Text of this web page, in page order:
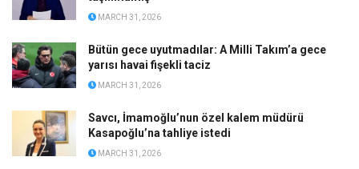
MARCH 31, 2026
Bütün gece uyutmadılar: A Milli Takım’a gece
yarısı havai fişekli taciz
MARCH 31, 2026
Savcı, İmamoğlu’nun özel kalem müdürü
Kasapoğlu’na tahliye istedi
MARCH 31, 2026